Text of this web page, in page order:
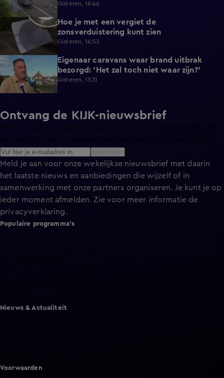
Gisteren, 16:46
1:21
Hoe je met een vergiet de
zonsverduistering kunt zien
Gisteren, 14:53
2:14
Eigenaar caravans waar brand uitbrak
bezorgd: 'Het zal toch niet waar zijn?'
Gisteren, 13:31
Ontvang de KIJK-nieuwsbrief
Meld je aan voor de nieuwsbrief en blijf op de hoogte van
Meld je aan voor onze wekelijkse nieuwsbrief met daarin
het laatste nieuws en aanbiedingen die wijzelf of in
samenwerking met onze partners organiseren. Je kunt je op
ieder moment afmelden. Zie voor meer informatie de
privacyverklaring.
Populaire programma's
Nieuws & Actualiteit
Voorwaarden